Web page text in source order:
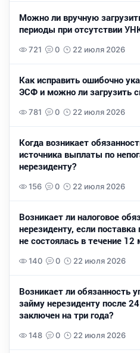
Можно ли вручную
периоды при отсутствии
721 0 22 июля 2026
Как исправить ошибочно
ЭСФ и можно ли загрузить
781 0 22 июля 2026
Когда возникает
источника выплаты по
нерезиденту?
156 0 22 июля 2026
Возникает ли налоговое
нерезиденту, если
не состоялась в течение 12
140 0 22 июля 2026
Возникает ли обязанность
займу нерезиденту после
заключен на три года?
148 0 22 июля 2026